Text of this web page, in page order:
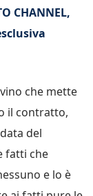
CHANNEL,
che mette
il contratto,
del
fatti che
e lo è